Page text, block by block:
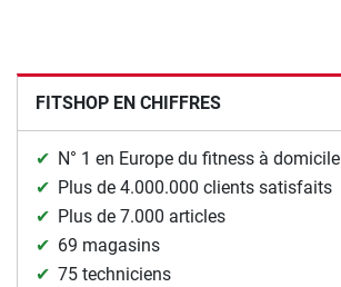
FITSHOP EN CHIFFRES
N° 1 en Europe du fitness à domicile
Plus de 4.000.000 clients satisfaits
Plus de 7.000 articles
69 magasins
75 techniciens